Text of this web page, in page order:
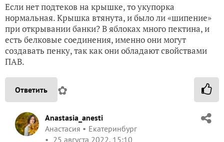
Если нет подтеков на крышке, то укупорка
нормальная. Крышка втянута, и было ли «шипение»
при открывании банки? В яблоках много пектина, и
есть белковые соединения, именно они могут
создавать пенку, так как они обладают свойствами
ПАВ.
Ответить ✿
Anastasia_anesti
Анастасия
Екатеринбург
25 августа 2022, 15:10